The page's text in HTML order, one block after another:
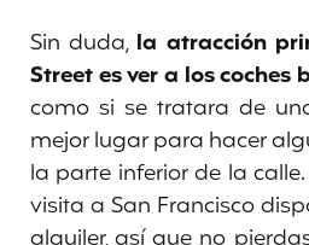
Sin duda, la atracción
Street es ver a los
como si se tratara de
mejor lugar para hacer
la parte inferior de la
visita a San Francisco